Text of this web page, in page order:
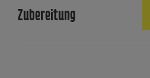
Zubereitung